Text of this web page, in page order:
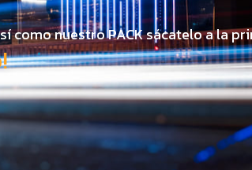
como nuestro PACK sácatelo a la